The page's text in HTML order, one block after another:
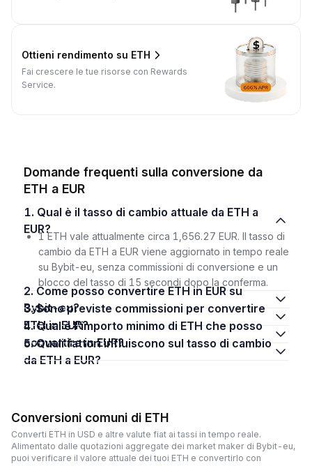
Ottieni rendimento su ETH
Fai crescere le tue risorse con Rewards
Service.
Domande frequenti sulla conversione da
ETH a EUR
1. Qual è il tasso di cambio attuale da ETH a
EUR?
1 ETH vale attualmente circa 1,656.27 EUR. Il tasso di
cambio da ETH a EUR viene aggiornato in tempo reale
su Bybit-eu, senza commissioni di conversione e un
blocco del tasso di 15 secondi dopo la conferma.
2. Come posso convertire ETH in EUR su
Bybit-eu?
3. Sono previste commissioni per convertire
ETH in EUR?
4. Qual è l'importo minimo di ETH che posso
convertire in EUR?
5. Quali fattori influiscono sul tasso di cambio
da ETH a EUR?
Conversioni comuni di ETH
Converti ETH in USD e altre valute fiat ai tassi in tempo reale.
Alimentato dalle quotazioni aggregate dei market maker di Bybit-eu,
puoi verificare il valore attuale dei tuoi ETH e convertirlo con